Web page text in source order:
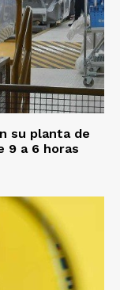
su planta de
9 a 6 horas